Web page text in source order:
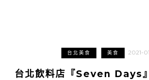
台北美食 美食 2021-
台北飲料店『Seven Days